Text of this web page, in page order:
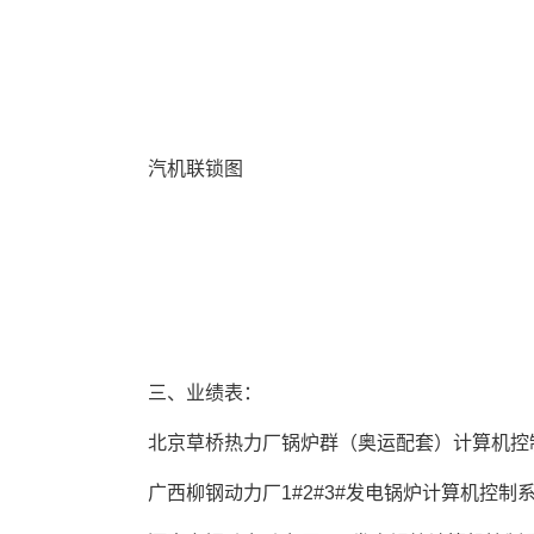
汽机联锁图
三、业绩表：
北京草桥热力厂锅炉群（奥运配套）计算机控
广西柳钢动力厂1#2#3#发电锅炉计算机控制